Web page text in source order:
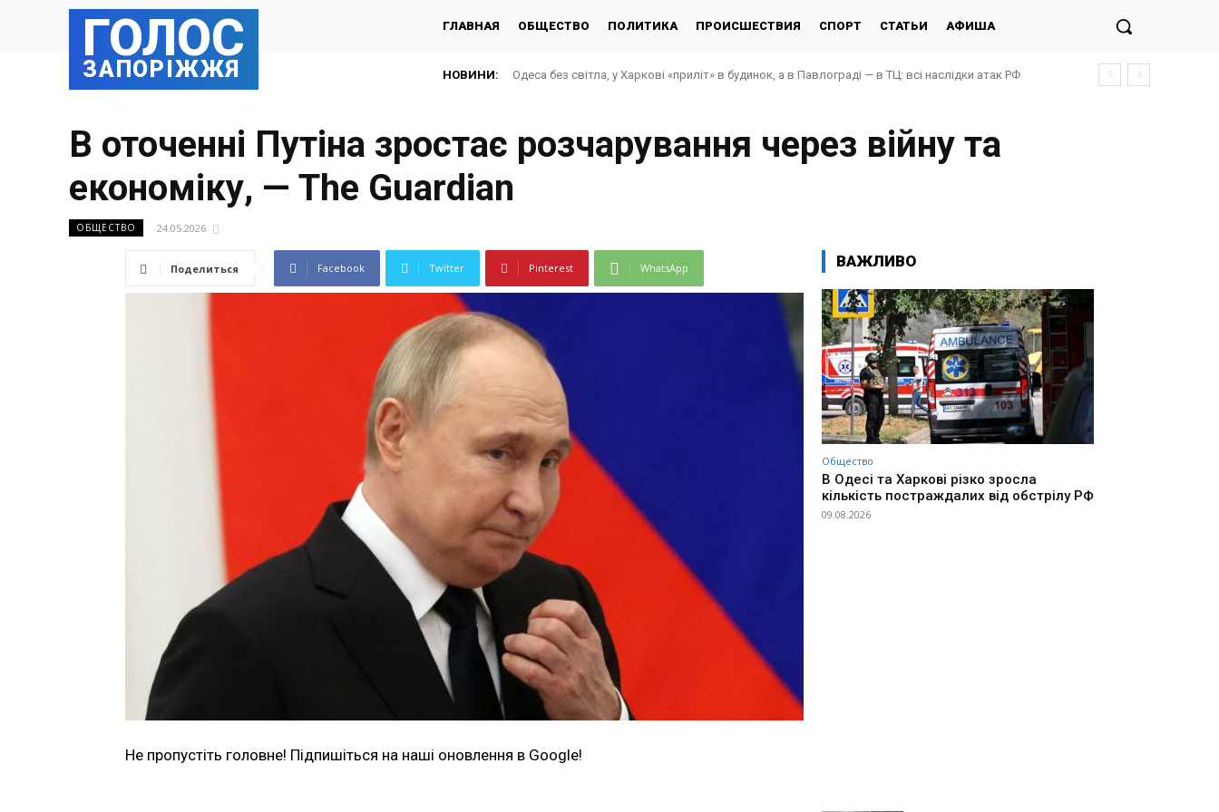
ГОЛОС
ЗАПОРІЖЖЯ
ГЛАВНАЯ ОБЩЕСТВО ПОЛИТИКА ПРОИСШЕСТВИЯ СПОРТ СТАТЬИ АФИША
НОВИНИ: Одеса без світла, у Харкові «приліт» в будинок, а в Павлограді — в ТЦ: всі наслідки атак РФ
В оточенні Путіна зростає розчарування через війну та
економіку, — The Guardian
ОБЩЕСТВО 24.05.2026
Поделиться Facebook Twitter Pinterest WhatsApp
Не пропустіть головне! Підпишіться на наші оновлення в Google!
ВАЖЛИВО
Общество
В Одесі та Харкові різко зросла
кількість постраждалих від обстрілу РФ
09.08.2026